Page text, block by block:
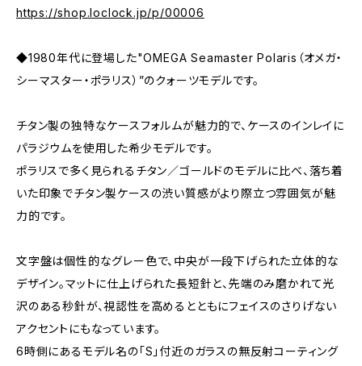
https://shop.loclock.jp/p/00006
◆1980年代に登場した"OMEGA Seamaster Polaris（オメガ・
シーマスター・ポラリス）”のクォーツモデルです。
チタン製の独特なケースフォルムが魅力的で、ケースのインレイに
パラジウムを使用した希少モデルです。
ポラリスで多く見られるチタン／ゴールドのモデルに比べ、落ち着
いた印象でチタン製ケースの渋い質感がより際立つ雰囲気が魅
力的です。
文字盤は個性的なグレー色で、中央が一段下げられた立体的な
デザイン。マットに仕上げられた長短針と、先端のみ磨かれて光
沢のある秒針が、視認性を高めるとともにフェイスのさりげない
アクセントにもなっています。
6時側にあるモデル名の「S」付近のガラスの無反射コーティング